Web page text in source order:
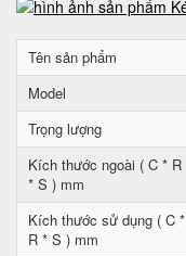
Tên sản phẩm
Model
Trọng lượng
Kích thước ngoài ( C * R
* S ) mm
Kích thước sử dụng ( C *
R * S ) mm